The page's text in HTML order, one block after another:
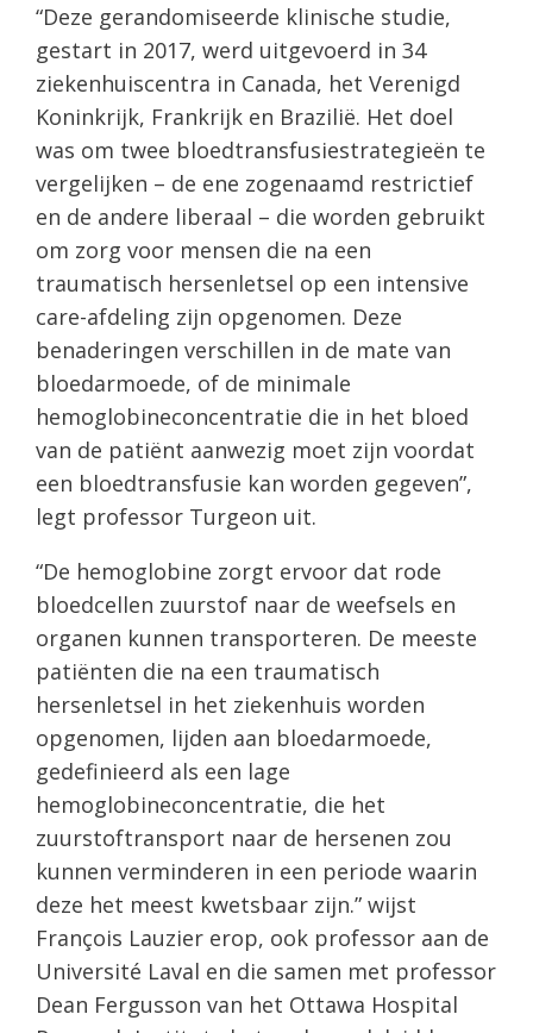
“Deze gerandomiseerde klinische studie,
gestart in 2017, werd uitgevoerd in 34
ziekenhuiscentra in Canada, het Verenigd
Koninkrijk, Frankrijk en Brazilië. Het doel
was om twee bloedtransfusiestrategieën te
vergelijken – de ene zogenaamd restrictief
en de andere liberaal – die worden gebruikt
om zorg voor mensen die na een
traumatisch hersenletsel op een intensive
care-afdeling zijn opgenomen. Deze
benaderingen verschillen in de mate van
bloedarmoede, of de minimale
hemoglobineconcentratie die in het bloed
van de patiënt aanwezig moet zijn voordat
een bloedtransfusie kan worden gegeven”,
legt professor Turgeon uit.
“De hemoglobine zorgt ervoor dat rode
bloedcellen zuurstof naar de weefsels en
organen kunnen transporteren. De meeste
patiënten die na een traumatisch
hersenletsel in het ziekenhuis worden
opgenomen, lijden aan bloedarmoede,
gedefinieerd als een lage
hemoglobineconcentratie, die het
zuurstoftransport naar de hersenen zou
kunnen verminderen in een periode waarin
deze het meest kwetsbaar zijn.” wijst
François Lauzier erop, ook professor aan de
Université Laval en die samen met professor
Dean Fergusson van het Ottawa Hospital